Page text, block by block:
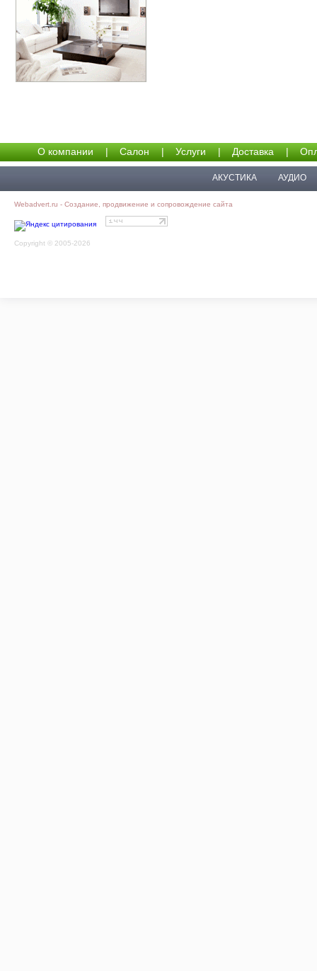
О компании | Салон | Услуги | Доставка |
АКУСТИКА АУДИО
Webadvert.ru - Создание, продвижение и сопровождение сайта
Copyright © 2005-2026